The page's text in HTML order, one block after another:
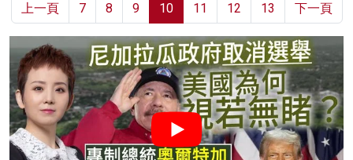
上一頁 7 8 9 10 11 12 13 下一頁